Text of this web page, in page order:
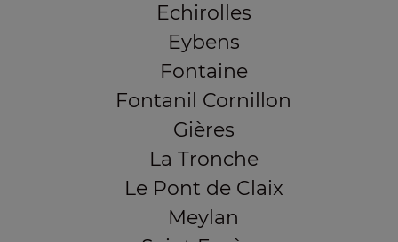
Echirolles
Eybens
Fontaine
Fontanil Cornillon
Gières
La Tronche
Le Pont de Claix
Meylan